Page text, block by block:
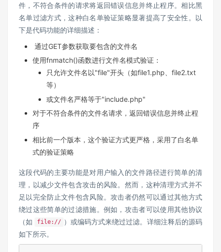
件，不符合条件的请求将返回错误信息并终止程序。相比黑
名单过滤方式，这种白名单验证策略显著提高了安全性。以
下是代码功能的详细描述：
通过GET参数获取要包含的文件名
使用fnmatch()函数进行文件名模式验证：
只允许文件名以"file"开头（如file1.php
file2.txt
等）
或文件名严格等于"include.php"
对于不符合条件的文件名请求，返回错误信息并终止程
序
相比前一个版本，这个验证方式更严格，采用了白名单
式的验证策略
这段代码的主要功能是对用户输入的文件路径进行简单的清
理，以减少文件包含攻击的风险。然而，这种清理方式并不
足以完全防止文件包含风险。攻击者仍然可以通过其他方式
绕过这些简单的过滤措施。例如，攻击者可以使用其他协议
（如
file:// ）或编码方式来绕过过滤。详细注释后的源码
如下所示。